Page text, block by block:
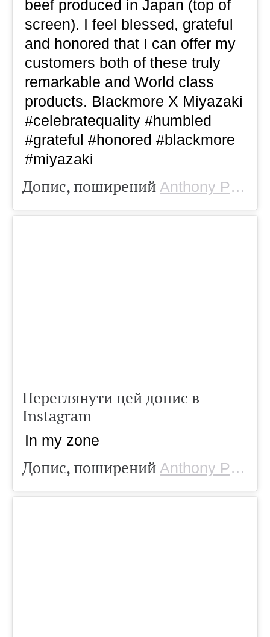
beef produced in Japan (top of
screen). I feel blessed, grateful
and honored that I can offer my
customers both of these truly
remarkable and World class
products. Blackmore X Miyazaki
#celebratequality #humbled
#grateful #honored #blackmore
#miyazaki
Допис, поширений Anthony Puharich
Переглянути цей допис в
Instagram
In my zone
Допис, поширений Anthony Puharich